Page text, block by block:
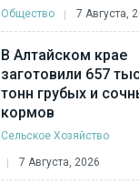
Общество 7 Августа,
В Алтайском крае
заготовили 657
тонн грубых и
кормов
Сельское Хозяйство
7 Августа, 2026